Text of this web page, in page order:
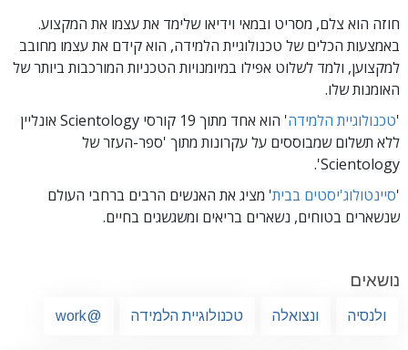
חוזה הוא צלם, מסריט ובמאי וידיאו שלימד את עצמו את המקצוע.
באמצעות הכלים של טכנולוגיית הלמידה, הוא קידם את עצמו מחובב
למקצוען, ולמד לשלוט אפילו במיומנויות הטכניות המורכבות ביותר של
האומנות שלו.
'טכנולוגיית הלמידה'
הוא אחד מתוך 19 קורסי Scientology אונליין
ללא תשלום שמבוססים על עקרונות מתוך 'ספר-העזר של
Scientology'.
'סיינטולוג'יסטים בבית' מציג את האנשים הרבים ברחבי העולם
שנשארים בטוחים, נשארים בריאים ומשגשגים בחיים.
נושאים
ולנסיה ונצואלה טכנולוגיית הלמידה @work